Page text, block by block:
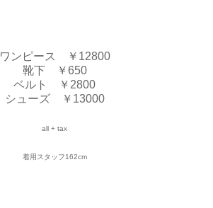
ワンピース ￥12800
靴下 ￥650
ベルト ￥2800
シューズ ￥13000
all + tax
着用スタッフ162cm